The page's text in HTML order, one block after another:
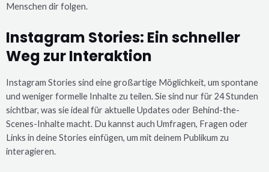
Menschen dir folgen.
Instagram Stories: Ein schneller
Weg zur Interaktion
Instagram Stories sind eine großartige Möglichkeit, um spontane
und weniger formelle Inhalte zu teilen. Sie sind nur für 24 Stunden
sichtbar, was sie ideal für aktuelle Updates oder Behind-the-
Scenes-Inhalte macht. Du kannst auch Umfragen, Fragen oder
Links in deine Stories einfügen, um mit deinem Publikum zu
interagieren.